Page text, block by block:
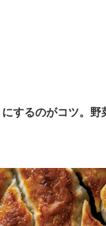
するのがコツ。野